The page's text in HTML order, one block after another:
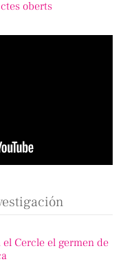
oberts
Cercle el germen de